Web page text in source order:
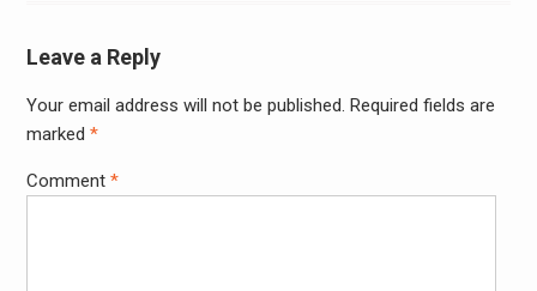
Leave a Reply
Your email address will not be published. Required fields are
marked *
Comment *